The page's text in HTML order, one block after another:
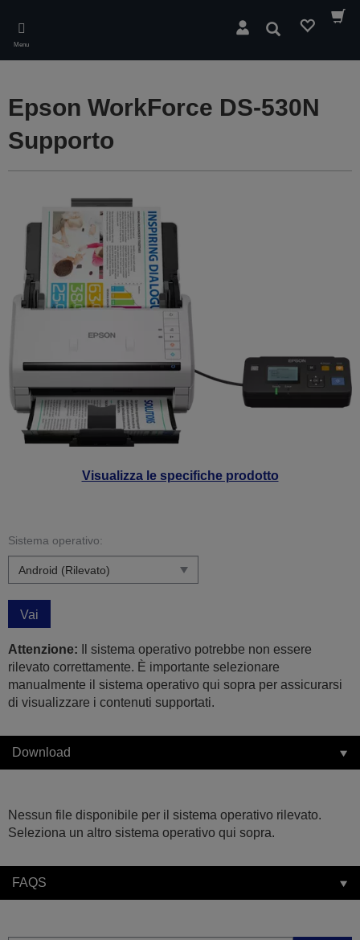
main
content
Menu
Cerca
Visualizza le specifiche prodotto
Epson WorkForce DS-530N
Supporto
Sistema operativo:
Vai
Attenzione: Il sistema operativo potrebbe non essere
rilevato correttamente. È importante selezionare
manualmente il sistema operativo qui sopra per assicurarsi
di visualizzare i contenuti supportati.
Download
Nessun file disponibile per il sistema operativo rilevato.
Seleziona un altro sistema operativo qui sopra.
FAQS